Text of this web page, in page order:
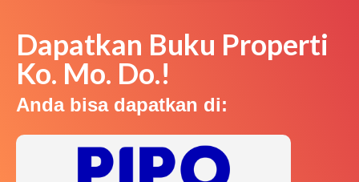
Dapatkan Buku Properti
Ko. Mo. Do.!
Anda bisa dapatkan di: